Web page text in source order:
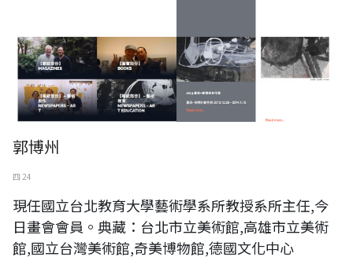
郭博州
四 24
現任國立台北教育大學藝術學系所教授系所主任,今
日畫會會員。典藏：台北市立美術館,高雄市立美術
館,國立台灣美術館,奇美博物館,德國文化中心